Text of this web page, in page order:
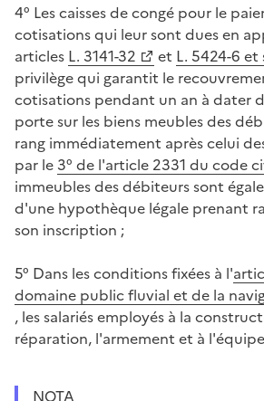
4° Les caisses de congé pour le
cotisations qui leur sont dues en
articles L. 3141-32 et L. 5424-6 et
privilège qui garantit le
cotisations pendant un an à dater
porte sur les biens meubles des
rang immédiatement après celui
par le 3° de l'article 2331 du code
immeubles des débiteurs sont
d'une hypothèque légale prenant
son inscription ;
5° Dans les conditions fixées à l'
domaine public fluvial et de la
, les salariés employés à la
réparation, l'armement et à
NOTA